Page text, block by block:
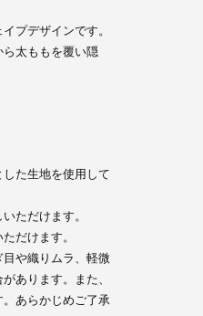
プデザインです。
太ももを覆い隠
た生地を使用して
ただけます。
だけます。
や織りムラ、軽微
あります。また、
あらかじめご了承